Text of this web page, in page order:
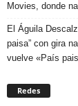
Movies, donde
El Águila
paisa” con gira
vuelve «País
Redes